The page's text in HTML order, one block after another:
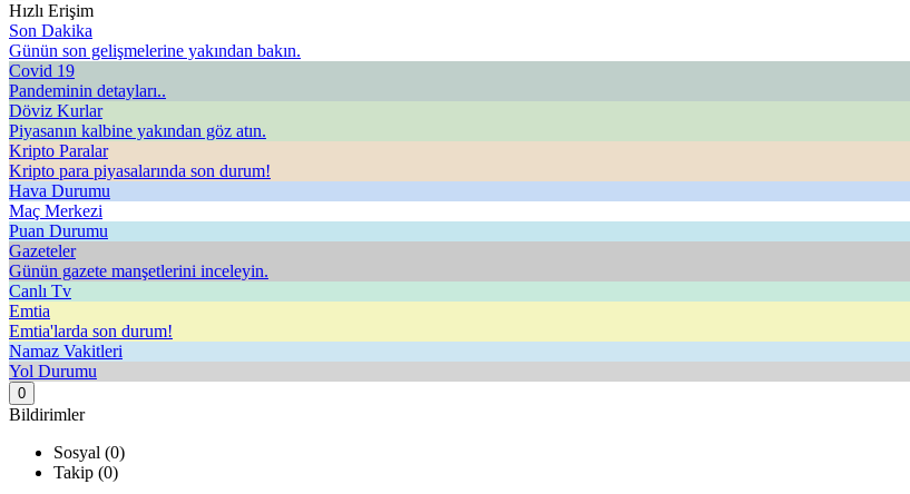
Hızlı Erişim
Son Dakika
Günün son gelişmelerine yakından bakın.
Covid 19
Pandeminin detayları..
Döviz Kurlar
Piyasanın kalbine yakından göz atın.
Kripto Paralar
Kripto para piyasalarında son durum!
Hava Durumu
Maç Merkezi
Puan Durumu
Gazeteler
Günün gazete manşetlerini inceleyin.
Canlı Tv
Emtia
Emtia'larda son durum!
Namaz Vakitleri
Yol Durumu
0
Bildirimler
Sosyal (0)
Takip (0)